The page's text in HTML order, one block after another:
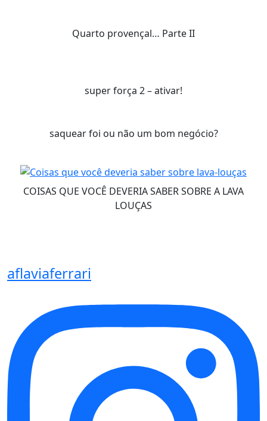
Quarto provençal… Parte II
super força 2 – ativar!
saquear foi ou não um bom negócio?
COISAS QUE VOCÊ DEVERIA SABER SOBRE A LAVA
LOUÇAS
aflaviaferrari